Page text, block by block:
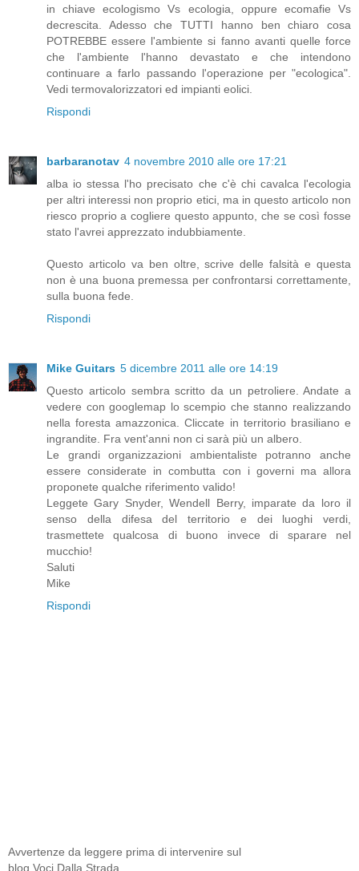
in chiave ecologismo Vs ecologia, oppure ecomafie Vs
decrescita. Adesso che TUTTI hanno ben chiaro cosa
POTREBBE essere l'ambiente si fanno avanti quelle force
che l'ambiente l'hanno devastato e che intendono
continuare a farlo passando l'operazione per "ecologica".
Vedi termovalorizzatori ed impianti eolici.
Rispondi
barbaranotav 4 novembre 2010 alle ore 17:21
alba io stessa l'ho precisato che c'è chi cavalca l'ecologia
per altri interessi non proprio etici, ma in questo articolo non
riesco proprio a cogliere questo appunto, che se così fosse
stato l'avrei apprezzato indubbiamente.
Questo articolo va ben oltre, scrive delle falsità e questa
non è una buona premessa per confrontarsi correttamente,
sulla buona fede.
Rispondi
Mike Guitars 5 dicembre 2011 alle ore 14:19
Questo articolo sembra scritto da un petroliere. Andate a
vedere con googlemap lo scempio che stanno realizzando
nella foresta amazzonica. Cliccate in territorio brasiliano e
ingrandite. Fra vent'anni non ci sarà più un albero.
Le grandi organizzazioni ambientaliste potranno anche
essere considerate in combutta con i governi ma allora
proponete qualche riferimento valido!
Leggete Gary Snyder, Wendell Berry, imparate da loro il
senso della difesa del territorio e dei luoghi verdi,
trasmettete qualcosa di buono invece di sparare nel
mucchio!
Saluti
Mike
Rispondi
Avvertenze da leggere prima di intervenire sul
blog Voci Dalla Strada